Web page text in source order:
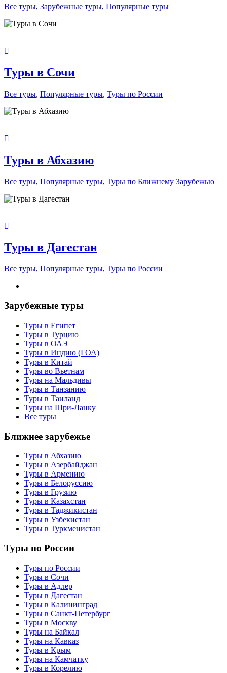
Все туры, Зарубежные туры, Популярные туры
Туры в Сочи
Все туры, Популярные туры, Туры по России
Туры в Абхазию
Все туры, Популярные туры, Туры по Ближнему Зарубежью
Туры в Дагестан
Все туры, Популярные туры, Туры по России
Зарубежные туры
Туры в Египет
Туры в Турцию
Туры в ОАЭ
Туры в Индию (ГОА)
Туры в Китай
Туры во Вьетнам
Туры на Мальдивы
Туры в Танзанию
Туры в Таиланд
Туры на Шри-Ланку
Все туры
Ближнее зарубежье
Туры в Абхазию
Туры в Азербайджан
Туры в Армению
Туры в Белоруссию
Туры в Грузию
Туры в Казахстан
Туры в Таджикистан
Туры в Узбекистан
Туры в Туркменистан
Туры по России
Туры по России
Туры в Сочи
Туры в Адлер
Туры в Дагестан
Туры в Калининград
Туры в Санкт-Петербург
Туры в Москву
Туры на Байкал
Туры на Кавказ
Туры в Крым
Туры на Камчатку
Туры в Корелию